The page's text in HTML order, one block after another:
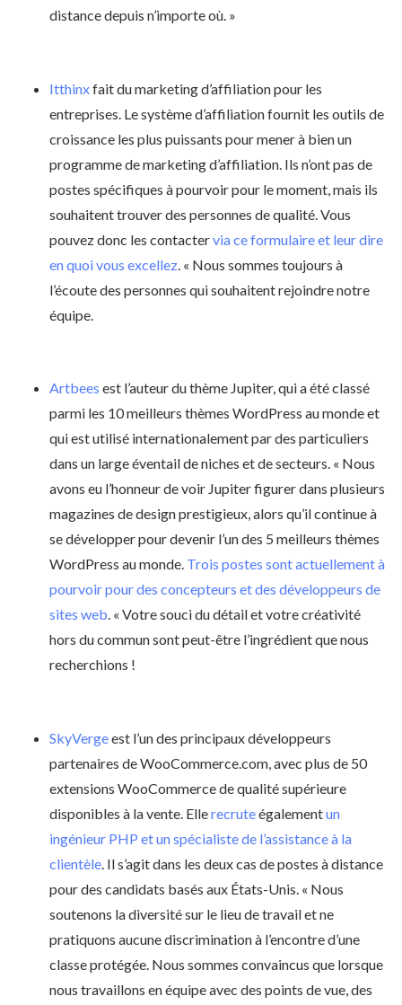
distance depuis n’importe où. »
Itthinxfait du marketing d’affiliation pour les
entreprises. Le système d’affiliation fournit les outils de
croissance les plus puissants pour mener à bien un
programme de marketing d’affiliation. Ils n’ont pas de
postes spécifiques à pourvoir pour le moment, mais ils
souhaitent trouver des personnes de qualité. Vous
pouvez donc les contactervia ce formulaire et leur dire
en quoi vous excellez . « Nous sommes toujours à
l’écoute des personnes qui souhaitent rejoindre notre
équipe.
Artbees est l’auteur du thème Jupiter, qui a été classé
parmi les 10 meilleurs thèmes WordPress au monde et
qui est utilisé internationalement par des particuliers
dans un large éventail de niches et de secteurs. « Nous
avons eu l’honneur de voir Jupiter figurer dans plusieurs
magazines de design prestigieux, alors qu’il continue à
se développer pour devenir l’un des 5 meilleurs thèmes
WordPress au monde. Trois postes sont actuellement à
pourvoir pour des concepteurs et des développeurs de
sites web. « Votre souci du détail et votre créativité
hors du commun sont peut-être l’ingrédient que nous
recherchions !
SkyVergeest l’un des principaux développeurs
partenaires de WooCommerce.com, avec plus de 50
extensions WooCommerce de qualité supérieure
disponibles à la vente. Ellerecruteégalementun
ingénieur PHP et un spécialiste de l’assistance à la
clientèle. Il s’agit dans les deux cas de postes à distance
pour des candidats basés aux États-Unis. « Nous
soutenons la diversité sur le lieu de travail et ne
pratiquons aucune discrimination à l’encontre d’une
classe protégée. Nous sommes convaincus que lorsque
nous travaillons en équipe avec des points de vue, des